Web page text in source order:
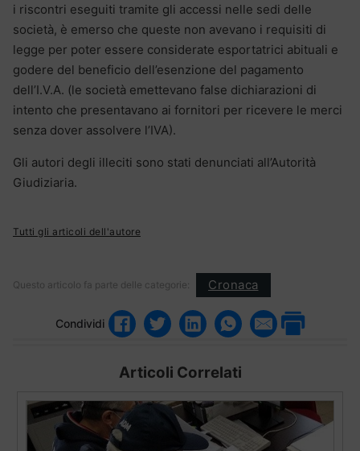
i riscontri eseguiti tramite gli accessi nelle sedi delle
società, è emerso che queste non avevano i requisiti di
legge per poter essere considerate esportatrici abituali e
godere del beneficio dell’esenzione del pagamento
dell’I.V.A. (le società emettevano false dichiarazioni di
intento che presentavano ai fornitori per ricevere le merci
senza dover assolvere l’IVA).
Gli autori degli illeciti sono stati denunciati all’Autorità
Giudiziaria.
Tutti gli articoli dell'autore
Questo articolo fa parte delle categorie: Cronaca
Condividi
Articoli Correlati